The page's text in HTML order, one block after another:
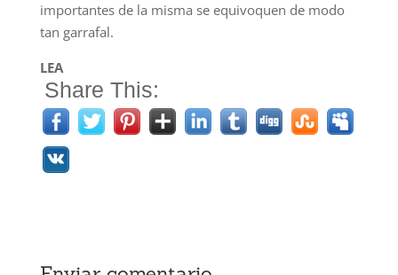
importantes de la misma se equivoquen de modo
tan garrafal.
LEA
Share This: